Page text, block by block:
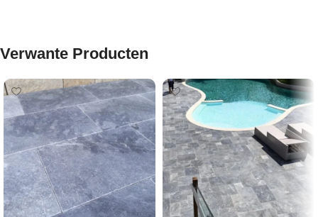
Verwante Producten